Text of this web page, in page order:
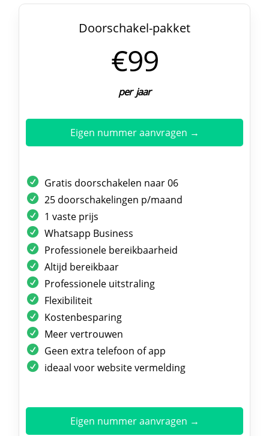
Doorschakel-pakket
€99
per jaar
Eigen nummer aanvragen →
Gratis doorschakelen naar 06
25 doorschakelingen p/maand
1 vaste prijs
Whatsapp Business
Professionele bereikbaarheid
Altijd bereikbaar
Professionele uitstraling
Flexibiliteit
Kostenbesparing
Meer vertrouwen
Geen extra telefoon of app
ideaal voor website vermelding
Eigen nummer aanvragen →